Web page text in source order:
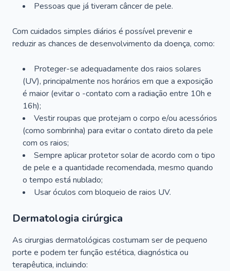
Pessoas que já tiveram câncer de pele.
Com cuidados simples diários é possível prevenir e
reduzir as chances de desenvolvimento da doença, como:
Proteger-se adequadamente dos raios solares
(UV), principalmente nos horários em que a exposição
é maior (evitar o -contato com a radiação entre 10h e
16h);
Vestir roupas que protejam o corpo e/ou acessórios
(como sombrinha) para evitar o contato direto da pele
com os raios;
Sempre aplicar protetor solar de acordo com o tipo
de pele e a quantidade recomendada, mesmo quando
o tempo está nublado;
Usar óculos com bloqueio de raios UV.
Dermatologia cirúrgica
As cirurgias dermatológicas costumam ser de pequeno
porte e podem ter função estética, diagnóstica ou
terapêutica, incluindo: